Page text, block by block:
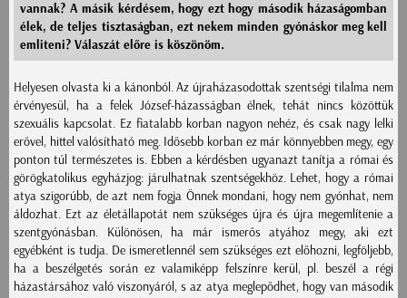
vannak? A másik kérdésem, hogy ezt hogy második házaságomban
élek, de teljes tisztaságban, ezt nekem minden gyónáskor meg kell
emliteni? Válaszát előre is köszönöm.
Helyesen olvasta ki a kánonból. Az újraházasodottak szentségi tilalma nem
érvényesül, ha a felek József-házasságban élnek, tehát nincs közöttük
szexuális kapcsolat. Ez fiatalabb korban nagyon nehéz, és csak nagy lelki
erővel, hittel valósítható meg. Idősebb korban ez már könnyebben megy, egy
ponton túl természetes is. Ebben a kérdésben ugyanazt tanítja a római és
görögkatolikus egyházjog: járulhatnak szentségekhöz. Lehet, hogy a római
atya szigorúbb, de azt nem fogja Önnek mondani, hogy nem gyónhat, nem
áldozhat. Ezt az életállapotát nem szükséges újra és újra megemlítenie a
szentgyónásban. Különösen, ha már ismerős atyához megy, aki ezt
egyébként is tudja. De ismeretlennél sem szükséges ezt előhozni, legföljebb,
ha a beszélgetés során ez valamiképp felszínre kerül, pl. beszél a régi
házastársához való viszonyáról, s az atya meglepődhet, hogy van második